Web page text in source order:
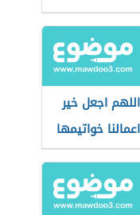
اللهم اجعل خير
اعمالنا خواتيمها